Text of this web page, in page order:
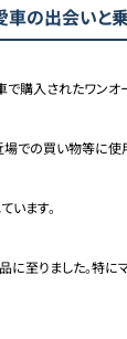
車の出会いと
で購入されたワンオ
での買い物等に使
います。